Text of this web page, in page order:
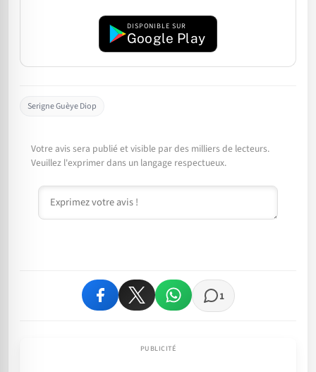
DISPONIBLE SUR
Google Play
Serigne Guèye Diop
Votre avis sera publié et visible par des milliers de lecteurs.
Veuillez l'exprimer dans un langage respectueux.
Commentaire
1